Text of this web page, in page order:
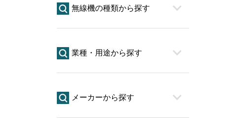
無線機の種類から探す
業種・用途から探す
メーカーから探す